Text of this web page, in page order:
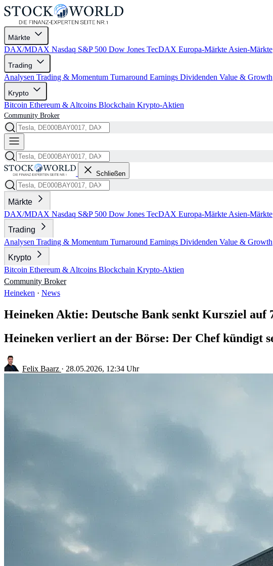
Märkte
DAX/MDAX Nasdaq S&P 500 Dow Jones TecDAX Europa-Märkte Asien-Märkte
Trading
Analysen Trading & Momentum Turnaround Earnings Dividenden Value & Growth
Krypto
Bitcoin Ethereum & Altcoins Blockchain Krypto-Aktien
Community Broker
Schließen
Märkte
DAX/MDAX Nasdaq S&P 500 Dow Jones TecDAX Europa-Märkte Asien-Märkte
Trading
Analysen Trading & Momentum Turnaround Earnings Dividenden Value & Growth
Krypto
Bitcoin Ethereum & Altcoins Blockchain Krypto-Aktien
Community Broker
Heineken · News
Heineken Aktie: Deutsche Bank senkt Kursziel auf
Heineken verliert an der Börse: Der Chef kündigt
Felix Baarz · 28.05.2026, 12:34 Uhr